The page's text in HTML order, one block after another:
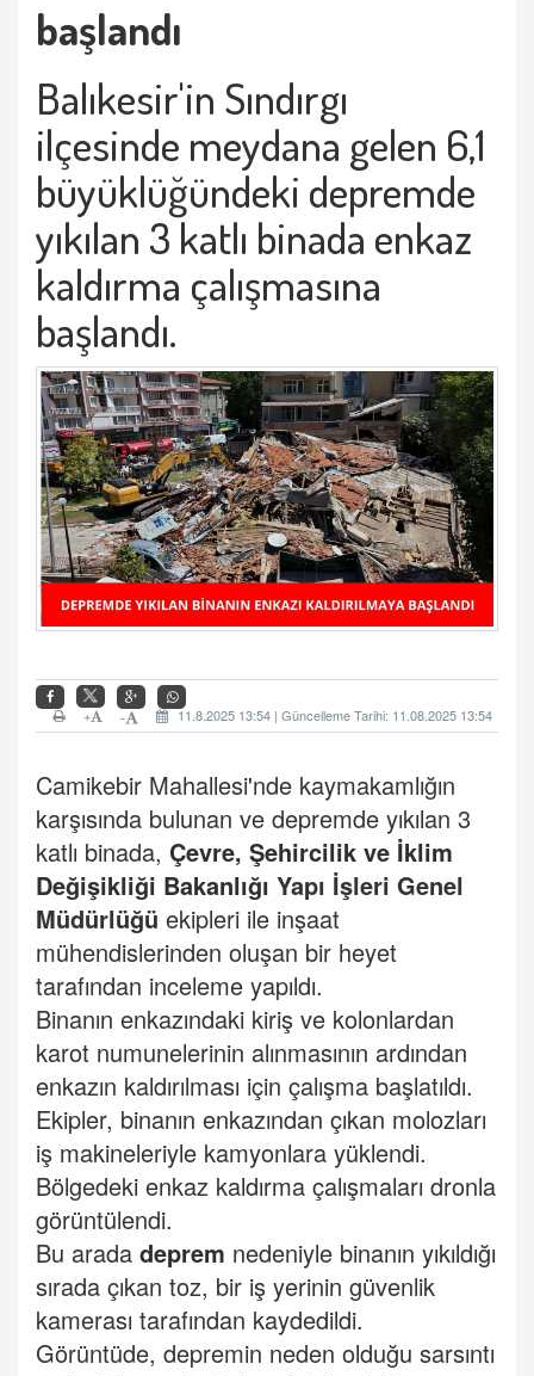
başlandı
Balıkesir'in Sındırgı
ilçesinde meydana gelen 6,1
büyüklüğündeki depremde
yıkılan 3 katlı binada enkaz
kaldırma çalışmasına
başlandı.
11.8.2025 13:54 | Güncelleme Tarihi: 11.08.2025 13:54
-
+
Camikebir Mahallesi'nde kaymakamlığın
karşısında bulunan ve depremde yıkılan 3
katlı binada, Çevre, Şehircilik ve İklim
Değişikliği Bakanlığı Yapı İşleri Genel
Müdürlüğü ekipleri ile inşaat
mühendislerinden oluşan bir heyet
tarafından inceleme yapıldı.
Binanın enkazındaki kiriş ve kolonlardan
karot numunelerinin alınmasının ardından
enkazın kaldırılması için çalışma başlatıldı.
Ekipler, binanın enkazından çıkan molozları
iş makineleriyle kamyonlara yüklendi.
Bölgedeki enkaz kaldırma çalışmaları dronla
görüntülendi.
Bu arada deprem nedeniyle binanın yıkıldığı
sırada çıkan toz, bir iş yerinin güvenlik
kamerası tarafından kaydedildi.
Görüntüde, depremin neden olduğu sarsıntı